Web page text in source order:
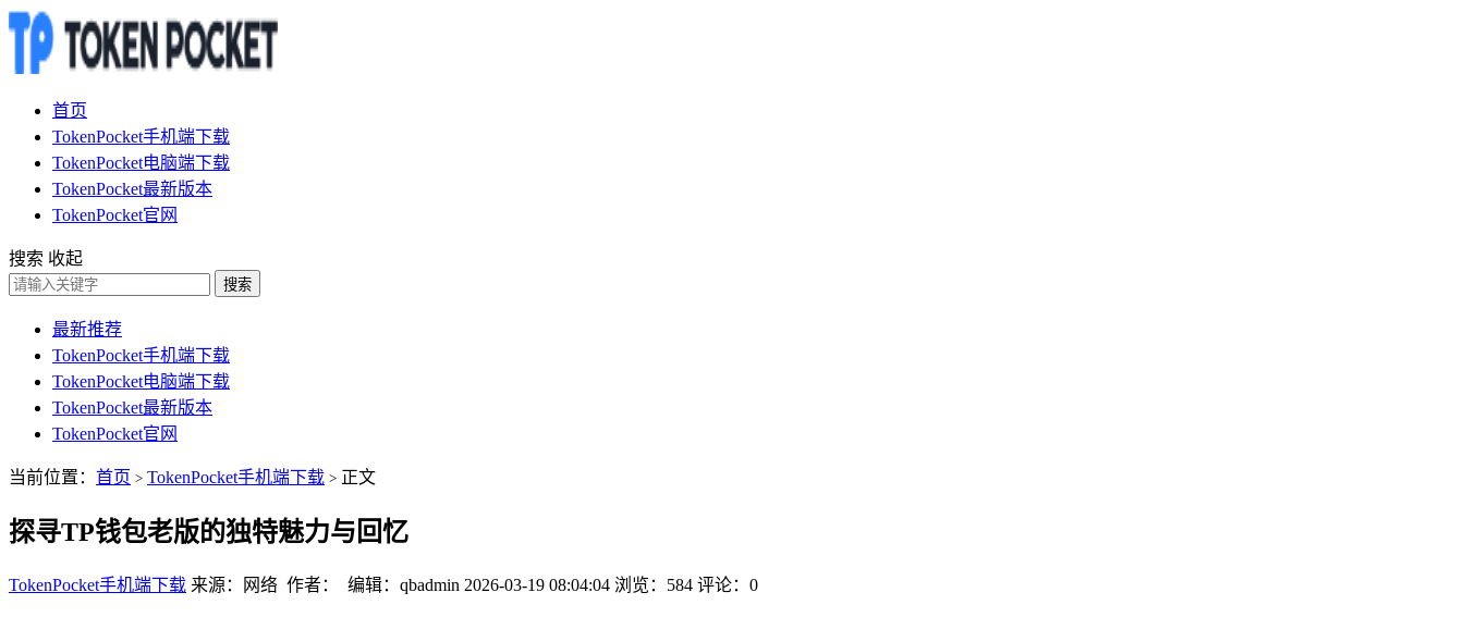
首页
TokenPocket手机端下载
TokenPocket电脑端下载
TokenPocket最新版本
TokenPocket官网
搜索 收起
搜索
最新推荐
TokenPocket手机端下载
TokenPocket电脑端下载
TokenPocket最新版本
TokenPocket官网
当前位置： 首页 > TokenPocket手机端下载 > 正文
探寻TP钱包老版的独特魅力与回忆
TokenPocket手机端下载 来源：网络 作者： 编辑：qbadmin 2026-03-19 08:04:04 浏览：584 评论：0